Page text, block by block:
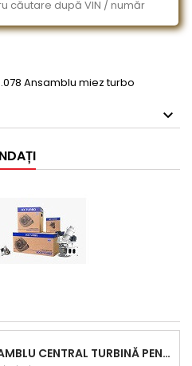
căutare după VIN / număr
Ansamblu miez turbo
ANSAMBLU CENTRAL TURBINĂ PENTRU BMW SERIA 3, SERIA 5 ȘI X3 - PERFORMANȚĂ ȘI FIABILITATE